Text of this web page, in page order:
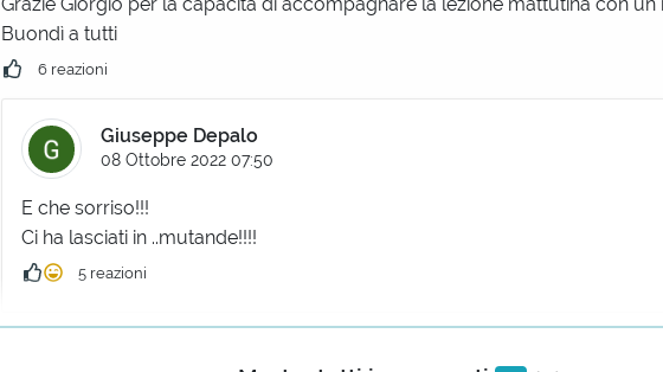
Buondì a tutti
6 reazioni
Giuseppe Depalo
08 Ottobre 2022 07:50
E che sorriso!!!
Ci ha lasciati in ..mutande!!!!
5 reazioni